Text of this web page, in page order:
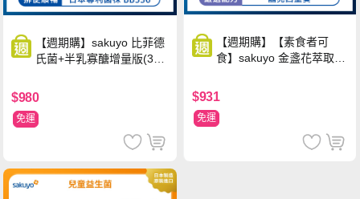
【週期購】sakuyo 比菲德
氏菌+半乳寡醣增量版(30
$980
免運
【週期購】【素食者可
食】sakuyo 金盞花萃取
品)(30顆/瓶)
$931
免運